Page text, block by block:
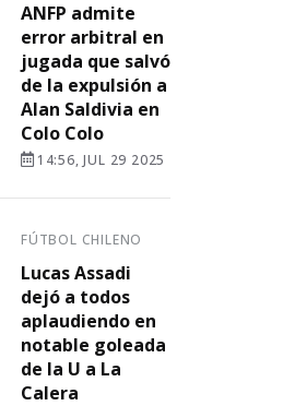
ANFP admite
error arbitral en
jugada que salvó
de la expulsión a
Alan Saldivia en
Colo Colo
14:56, JUL 29 2025
FÚTBOL CHILENO
Lucas Assadi
dejó a todos
aplaudiendo en
notable goleada
de la U a La
Calera